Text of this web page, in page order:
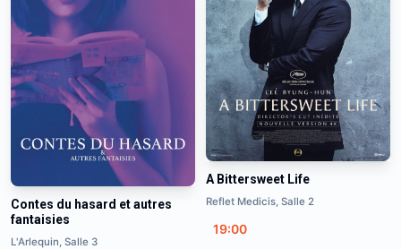
Contes du hasard et autres
fantaisies
L'Arlequin, Salle 3
A Bittersweet Life
Reflet Medicis, Salle 2
19:00